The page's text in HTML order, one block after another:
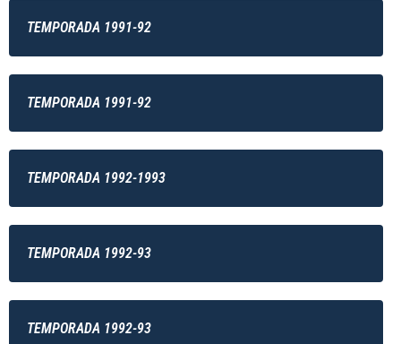
TEMPORADA 1991-92
TEMPORADA 1991-92
TEMPORADA 1992-1993
TEMPORADA 1992-93
TEMPORADA 1992-93